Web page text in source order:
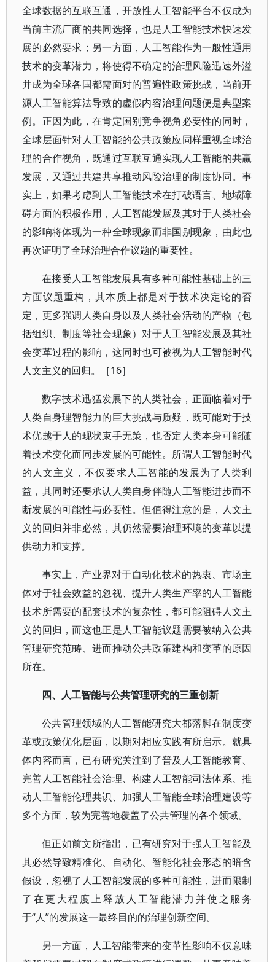
全球数据的互联互通，开放性人工智能平台不仅成为
当前主流厂商的共同选择，也是人工智能技术快速发
展的必然要求；另一方面，人工智能作为一般性通用
技术的变革潜力，将使得不确定的治理风险迅速外溢
并成为全球各国都需面对的普遍性政策挑战，当前开
源人工智能算法导致的虚假内容治理问题便是典型案
例。正因为此，在肯定国别竞争视角必要性的同时，
全球层面针对人工智能的公共政策应同样重视全球治
理的合作视角，既通过互联互通实现人工智能的共赢
发展，又通过共建共享推动风险治理的制度协同。事
实上，如果考虑到人工智能技术在打破语言、地域障
碍方面的积极作用，人工智能发展及其对于人类社会
的影响将体现为一种全球现象而非国别现象，由此也
再次证明了全球治理合作议题的重要性。
在接受人工智能发展具有多种可能性基础上的三
方面议题重构，其本质上都是对于技术决定论的否
定，更多强调人类自身以及人类社会活动的产物（包
括组织、制度等社会现象）对于人工智能发展及其社
会变革过程的影响，这同时也可被视为人工智能时代
人文主义的回归。［16］
数字技术迅猛发展下的人类社会，正面临着对于
人类自身理智能力的巨大挑战与质疑，既可能对于技
术优越于人的现状束手无策，也否定人类本身可能随
着技术变化而同步发展的可能性。所谓人工智能时代
的人文主义，不仅要求人工智能的发展为了人类利
益，其同时还要承认人类自身伴随人工智能进步而不
断发展的可能性与必要性。但值得注意的是，人文主
义的回归并非必然，其仍然需要治理环境的变革以提
供动力和支撑。
事实上，产业界对于自动化技术的热衷、市场主
体对于社会效益的忽视、提升人类生产率的人工智能
技术所需要的配套技术的复杂性，都可能阻碍人文主
义的回归，而这也正是人工智能议题需要被纳入公共
管理研究范畴、进而推动公共政策建构和变革的原因
所在。
四、人工智能与公共管理研究的三重创新
公共管理领域的人工智能研究大都落脚在制度变
革或政策优化层面，以期对相应实践有所启示。就具
体内容而言，已有研究关注到了普及人工智能教育、
完善人工智能社会治理、构建人工智能司法体系、推
动人工智能伦理共识、加强人工智能全球治理建设等
多个方面，较为完善地覆盖了公共管理的各个领域。
但正如前文所指出，已有研究对于强人工智能及
其必然导致精准化、自动化、智能化社会形态的暗含
假设，忽视了人工智能发展的多种可能性，进而限制
了在更大程度上释放人工智能潜力并使之服务
于“人”的发展这一最终目的的治理创新空间。
另一方面，人工智能带来的变革性影响不仅意味